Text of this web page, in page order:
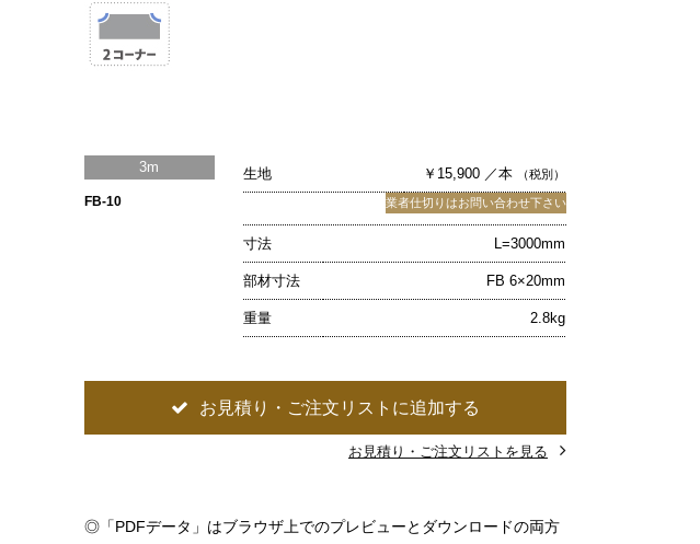
3m
FB-10
生地 ￥15,900 ／本 （税別）
業者仕切りはお問い合わせ下さい
寸法 L=3000mm
部材寸法 FB 6×20mm
重量 2.8kg
お見積り・ご注文リストに追加する
お見積り・ご注文リストを見る
◎ 「PDFデータ」はブラウザ上でのプレビューとダウンロードの両方